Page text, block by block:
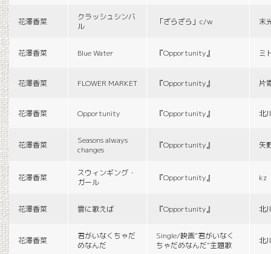
花澤香菜
クラッシュシンバ
ル
「ざらざら」c/w 末
花澤香菜 Blue Water 『Opportunity』 ミ
花澤香菜 FLOWER MARKET 『Opportunity』 片
花澤香菜 Opportunity 『Opportunity』 北
花澤香菜
Seasons always
changes
『Opportunity』 矢
花澤香菜
スウィンギング・
ガール
『Opportunity』 kz
花澤香菜 雲に歌えば 『Opportunity』 北
花澤香菜
君がいなくちゃだ
めなんだ
Single/映画“君がいなく
ちゃだめなんだ”主題歌
北